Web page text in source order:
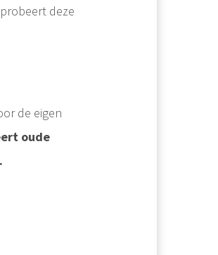
deze
de eigen
oude